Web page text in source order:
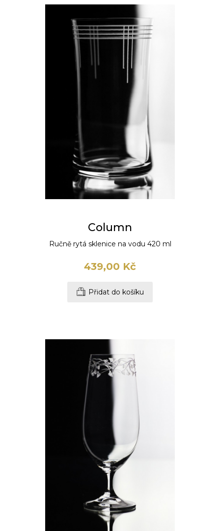
Column
Ručně rytá sklenice na vodu 420 ml
439,00 Kč
Přidat do košíku